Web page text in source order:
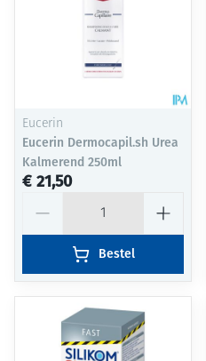
Eucerin
Eucerin Dermocapil.sh Urea
Kalmerend 250ml
€ 21,50
Bestel